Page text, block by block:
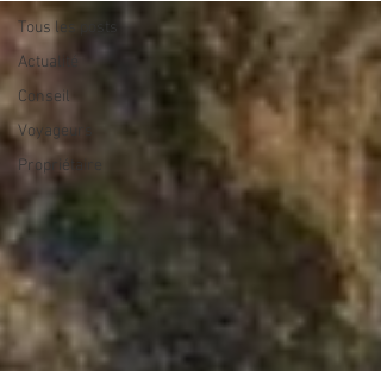
Tous les posts
Actualité
Conseil
Voyageurs
Propriétaire